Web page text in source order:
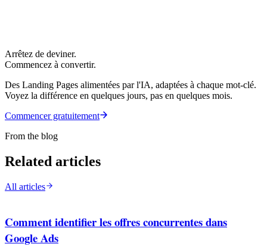
Arrêtez de deviner.
Commencez à convertir.
Des Landing Pages alimentées par l'IA, adaptées à chaque mot-clé.
Voyez la différence en quelques jours, pas en quelques mois.
Commencer gratuitement
From the blog
Related articles
All articles
Comment identifier les offres concurrentes dans
Google Ads